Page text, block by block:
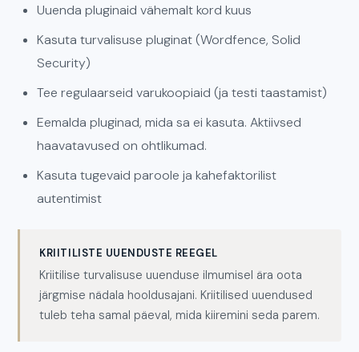
Uuenda pluginaid vähemalt kord kuus
Kasuta turvalisuse pluginat (Wordfence, Solid
Security)
Tee regulaarseid varukoopiaid (ja testi taastamist)
Eemalda pluginad, mida sa ei kasuta. Aktiivsed
haavatavused on ohtlikumad.
Kasuta tugevaid paroole ja kahefaktorilist
autentimist
KRIITILISTE UUENDUSTE REEGEL
Kriitilise turvalisuse uuenduse ilmumisel ära oota
järgmise nädala hooldusajani. Kriitilised uuendused
tuleb teha samal päeval, mida kiiremini seda parem.